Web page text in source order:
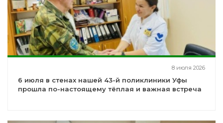
8 июля 2026
6 июля в стенах нашей 43-й поликлиники Уфы
прошла по-настоящему тёплая и важная встреча